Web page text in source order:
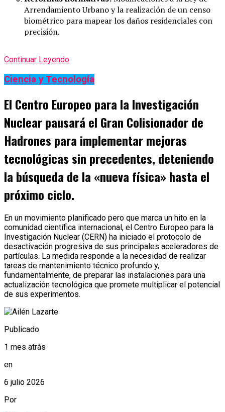
Arrendamiento Urbano y la realización de un censo
biométrico para mapear los daños residenciales con
precisión.
Continuar Leyendo
Ciencia y Tecnología
El Centro Europeo para la Investigación
Nuclear pausará el Gran Colisionador de
Hadrones para implementar mejoras
tecnológicas sin precedentes, deteniendo
la búsqueda de la «nueva física» hasta el
próximo ciclo.
En un movimiento planificado pero que marca un hito en la
comunidad científica internacional, el Centro Europeo para la
Investigación Nuclear (CERN) ha iniciado el protocolo de
desactivación progresiva de sus principales aceleradores de
partículas. La medida responde a la necesidad de realizar
tareas de mantenimiento técnico profundo y,
fundamentalmente, de preparar las instalaciones para una
actualización tecnológica que promete multiplicar el potencial
de sus experimentos.
Publicado
1 mes atrás
en
6 julio 2026
Por